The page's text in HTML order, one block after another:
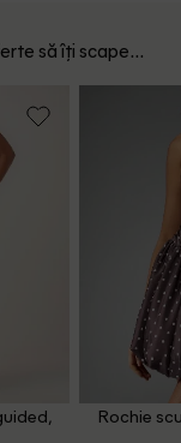
să îți scape...
Rochie